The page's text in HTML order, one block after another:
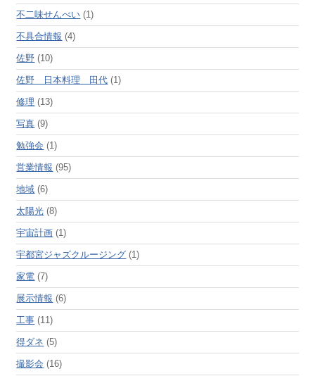
不二味せんべい (1)
不具合情報 (4)
佐野 (10)
佐野 日本料理 田代 (1)
修理 (13)
写真 (9)
勉強会 (1)
営業情報 (95)
地域 (6)
太陽光 (8)
宇宙計画 (1)
宇都宮ジャズクルージング (1)
家電 (7)
展示情報 (6)
工事 (11)
得ダネ (5)
撮影会 (16)